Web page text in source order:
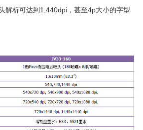
解析可达到1,440dpi，甚至4p大小的字型